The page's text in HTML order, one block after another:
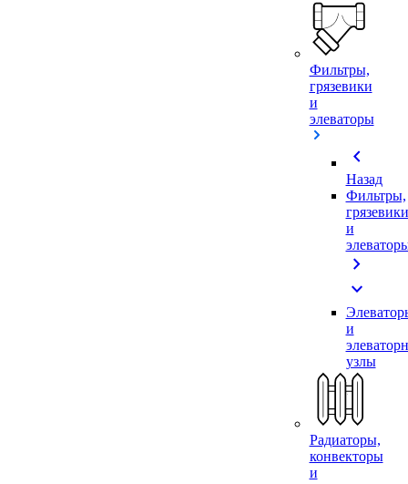
Фильтры,
грязевики
и
элеваторы
chevron_left
Назад
Фильтры,
грязевики
и
chevron_right
expand_more
и
узлы
Радиаторы,
конвекторы
и